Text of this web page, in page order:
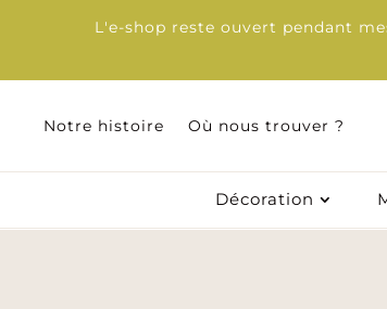
L'e-shop reste ouvert pendant
Notre histoire Où nous trouver ?
Décoration
Notre histoire Où nous trouver ?
Décoration